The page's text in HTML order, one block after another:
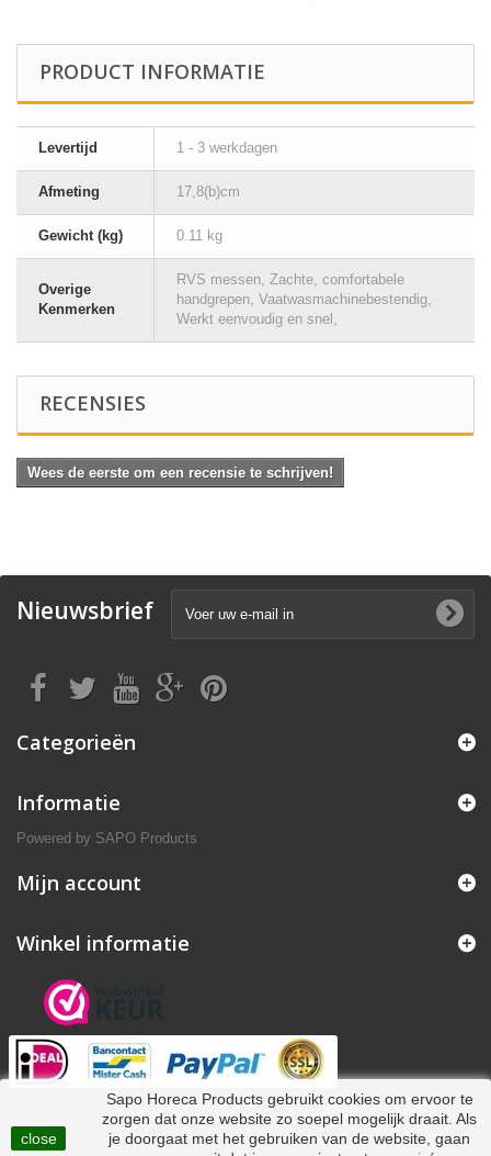
PRODUCT INFORMATIE
Levertijd 1 - 3 werkdagen
Afmeting 17,8(b)cm
Gewicht (kg) 0.11 kg
Overige
Kenmerken
RVS messen, Zachte, comfortabele
handgrepen, Vaatwasmachinebestendig,
Werkt eenvoudig en snel,
RECENSIES
Wees de eerste om een recensie te schrijven!
Nieuwsbrief
Categorieën
Informatie
Powered by SAPO Products
Mijn account
Winkel informatie
close
Sapo Horeca Products gebruikt cookies om ervoor te
zorgen dat onze website zo soepel mogelijk draait. Als
je doorgaat met het gebruiken van de website, gaan